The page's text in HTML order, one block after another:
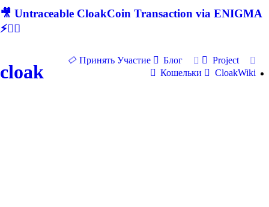
🎥 Untraceable CloakCoin Transaction via ENIGMA
⚡🕵‍♂
cloak
Принять Участие Блог
Project
Кошельки
CloakWiki